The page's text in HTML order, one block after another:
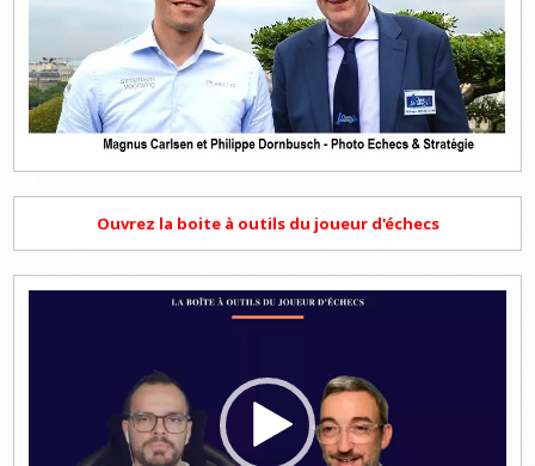
Ouvrez la boite à outils du joueur d'échecs